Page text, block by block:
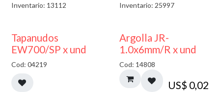
Inventario: 13112 Inventario: 25997
50% DESCUENTO
Tapanudos
EW700/SP x und
Cod: 04219
Argolla JR-
1.0x6mm/R x und
Cod: 14808
US$ 0,02